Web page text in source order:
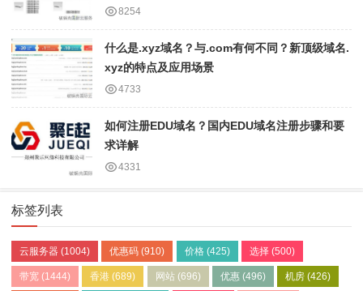
8254
什么是.xyz域名？与.com有何不同？新顶级域名.
xyz的特点及应用场景
4733
如何注册EDU域名？国内EDU域名注册步骤和要
求详解
4331
标签列表
云服务器 (1004) 优惠码 (910) 价格(425) 选择(500)
带宽 (1444) 香港 (689) 网站(696) 优惠(496) 机房 (426)